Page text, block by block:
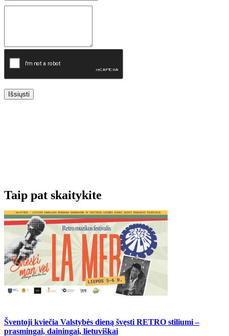
Išsiųsti
Taip pat skaitykite
Šventoji kviečia Valstybės dieną švęsti RETRO stiliumi –
prasmingai, dainingai, lietuviškai